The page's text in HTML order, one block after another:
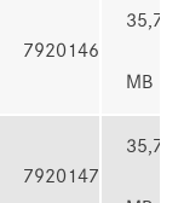
7920146
35,7
MB
7920147
35,7